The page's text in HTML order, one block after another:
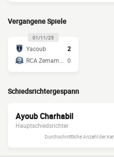
Vergangene Spiele
01/11/25
Yacoub
2
0
Schiedsrichtergespann
Ayoub Charhabil
Hauptschiedsrichter
Durchschnittliche Anzahl der